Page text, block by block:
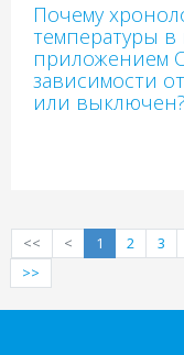
Почему
температуры
приложением
зависимости
или выключен?
<< < 1 2 3
>>